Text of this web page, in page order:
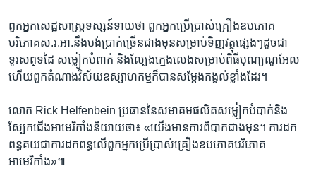
ពួក​អ្នក​សេដ្ឋសាស្ត្រ​ទស្សន៍​ទាយ​ថា​ ពួក​អ្នក​ប្រើ​ប្រាស់​គ្រឿង​ឧបភោគ​
បរិភោគស.រ.អា.​នឹង​បង់​បា្រក់​ច្រើន​ជាង​មុន​សម្រាប់​ទិញ​វត្ថុផ្សេងៗ​ដូច​ជា​
ទូរសព្​ទដៃ សម្លៀក​បំពាក់​ និង​ល្បែង​ក្មេង​លេង​សម្រាប់​ពិធី​បុណ្យ​ណូអែល​
ហើយ​ពួក​តំណាង​វិស័យ​ឧស្សាហកម្ម​ក៏​បាន​សម្តែង​កង្វល់​ខ្លាំង​ដែរ។
លោក ​Rick Helfenbein​ ប្រធាន​នៃ​សមាគម​ផលិត​សម្លៀក​បំបាក់​និង​
ស្បែក​ជើង​អាមេរិកាំង​និយាយ​ថា៖ «យើង​មានការពិបាក​ជាង​មុន។​ ការ​ដក​
ពន្ធគយ​ជា​ការ​ដក​ពន្ធ​លើ​ពួក​អ្នក​ប្រើ​ប្រាស់​គ្រឿង​ឧបភោគ​បរិភោគ
អាមេរិកាំង»៕